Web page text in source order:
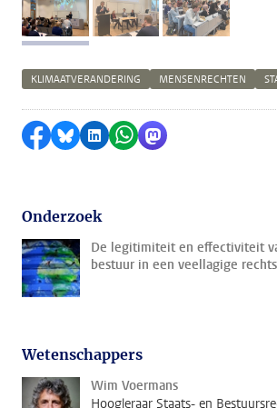
afbeelding 1afbeelding 2afbeelding
KLIMAATVERANDERING MENSENRECHTEN
Delen op Facebook
Delen via Bluesky
Delen op LinkedIn
Delen via WhatsApp
Delen via
Onderzoek
De legitimiteit en effectiviteit
bestuur in een veellagige
Wetenschappers
Wim Voermans
Hoogleraar Staats- en